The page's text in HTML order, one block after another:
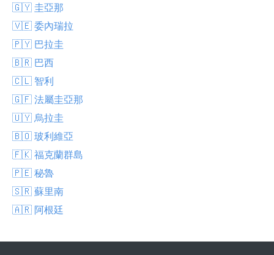
🇬🇾 圭亞那
🇻🇪 委內瑞拉
🇵🇾 巴拉圭
🇧🇷 巴西
🇨🇱 智利
🇬🇫 法屬圭亞那
🇺🇾 烏拉圭
🇧🇴 玻利維亞
🇫🇰 福克蘭群島
🇵🇪 秘魯
🇸🇷 蘇里南
🇦🇷 阿根廷